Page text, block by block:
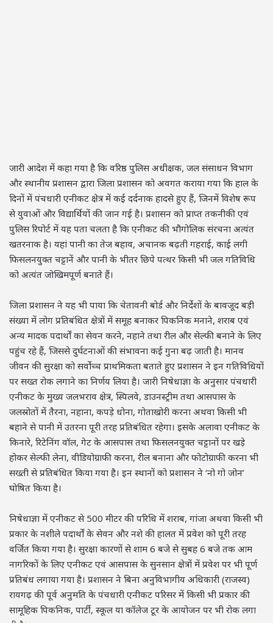
जारी आदेश में कहा गया है कि वरिष्ठ पुलिस अधीक्षक, जल संसाधन विभाग
और स्थानीय प्रशासन द्वारा जिला प्रशासन को अवगत कराया गया कि हाल के
दिनों में पंचधारी एनीकट क्षेत्र में कई दर्दनाक हादसे हुए हैं, जिनमें विशेष रूप
से युवाओं और विद्यार्थियों की जान गई है। प्रशासन को प्राप्त तकनीकी एवं
पुलिस रिपोर्ट में यह पता चलता है कि एनीकट की भौगोलिक संरचना अत्यंत
खतरनाक है। यहां पानी का तेज बहाव, अचानक बढ़ती गहराई, काई लगी
फिसलनयुक्त चट्टानें और पानी के भीतर छिपे पत्थर किसी भी जल गतिविधि
को अत्यंत जोखिमपूर्ण बनाते हैं।
जिला प्रशासन ने यह भी पाया कि चेतावनी बोर्ड और निर्देशों के बावजूद बड़ी
संख्या में लोग प्रतिबंधित क्षेत्रों में समूह बनाकर पिकनिक मनाने, शराब एवं
अन्य मादक पदार्थों का सेवन करने, नहाने तथा रील और सेल्फी बनाने के लिए
पहुंच रहे हैं, जिससे दुर्घटनाओं की संभावना कई गुना बढ़ जाती है। मानव
जीवन की सुरक्षा को सर्वोच्च प्राथमिकता बताते हुए प्रशासन ने इन गतिविधियों
पर सख्त रोक लगाने का निर्णय लिया है। जारी निषेधाज्ञा के अनुसार पंचधारी
एनीकट के मुख्य जलभराव क्षेत्र, स्पिलवे, डाउनस्ट्रीम तथा आसपास के
जलस्रोतों में तैरना, नहाना, कपड़े धोना, गोताखोरी करना अथवा किसी भी
बहाने से पानी में उतरना पूरी तरह प्रतिबंधित रहेगा। इसके अलावा एनीकट के
किनारे, रिटेनिंग वॉल, गेट के आसपास तथा फिसलनयुक्त चट्टानों पर खड़े
होकर सेल्फी लेना, वीडियोग्राफी करना, रील बनाना और फोटोग्राफी करना भी
सख्ती से प्रतिबंधित किया गया है। इन स्थानों को प्रशासन ने ‘नो गो जोन’
घोषित किया है।
निषेधाज्ञा में एनीकट से 500 मीटर की परिधि में शराब, गांजा अथवा किसी भी
प्रकार के नशीले पदार्थों के सेवन और नशे की हालत में प्रवेश को पूरी तरह
वर्जित किया गया है। सुरक्षा कारणों से शाम 6 बजे से सुबह 6 बजे तक आम
नागरिकों के लिए एनीकट एवं आसपास के सुनसान क्षेत्रों में प्रवेश पर भी पूर्ण
प्रतिबंध लगाया गया है। प्रशासन ने बिना अनुविभागीय अधिकारी (राजस्व)
रायगढ़ की पूर्व अनुमति के पंचधारी एनीकट परिसर में किसी भी प्रकार की
सामूहिक पिकनिक, पार्टी, स्कूल या कॉलेज टूर के आयोजन पर भी रोक लगा